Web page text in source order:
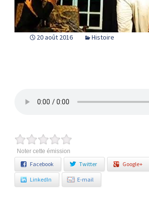
20 août 2016 Histoire
Noter cette émission
Facebook Twitter Google+
LinkedIn E-mail